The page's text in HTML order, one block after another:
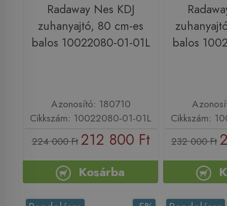
Radaway Nes KDJ
zuhanyajtó, 80 cm-es
balos 10022080-01-01L
Azonosító: 180710
Cikkszám: 10022080-01-01L
224 000 Ft 212 800 Ft
Kosárba
balos
Cikkszám:
232 000 Ft